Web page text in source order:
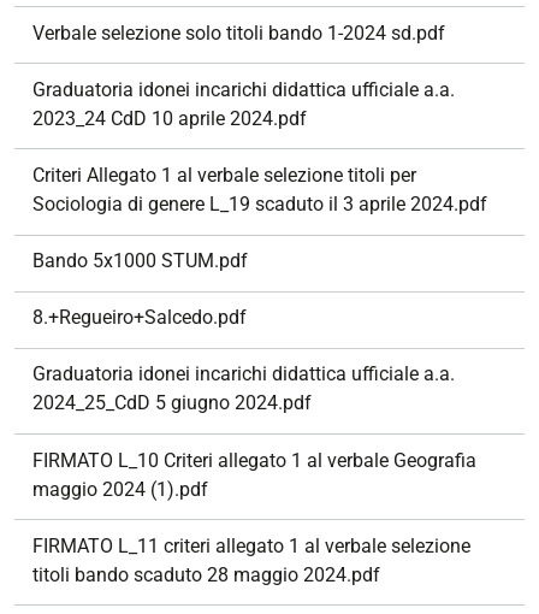
Verbale selezione solo titoli bando 1-2024 sd.pdf
Graduatoria idonei incarichi didattica ufficiale a.a.
2023_24 CdD 10 aprile 2024.pdf
Criteri Allegato 1 al verbale selezione titoli per
Sociologia di genere L_19 scaduto il 3 aprile 2024.pdf
Bando 5x1000 STUM.pdf
8.+Regueiro+Salcedo.pdf
Graduatoria idonei incarichi didattica ufficiale a.a.
2024_25_CdD 5 giugno 2024.pdf
FIRMATO L_10 Criteri allegato 1 al verbale Geografia
maggio 2024 (1).pdf
FIRMATO L_11 criteri allegato 1 al verbale selezione
titoli bando scaduto 28 maggio 2024.pdf